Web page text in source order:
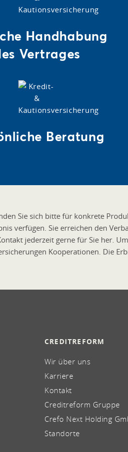
Handhabung
Vertrages
Beratung
Sie sich bitte für konkrete
verfügen. Sie erreichen den
jederzeit gerne für Sie her.
Kooperationen. Die
CREDITREFORM
Wir über uns
Karriere
Kontakt
Creditreform Gruppe
Crefo Next Holding
Standorte